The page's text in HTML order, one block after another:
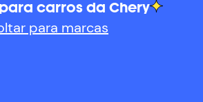
carros da Chery
para marcas